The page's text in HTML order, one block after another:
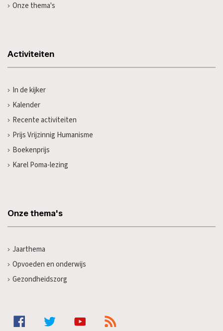
Onze thema's
Activiteiten
In de kijker
Kalender
Recente activiteiten
Prijs Vrijzinnig Humanisme
Boekenprijs
Karel Poma-lezing
Onze thema's
Jaarthema
Opvoeden en onderwijs
Gezondheidszorg